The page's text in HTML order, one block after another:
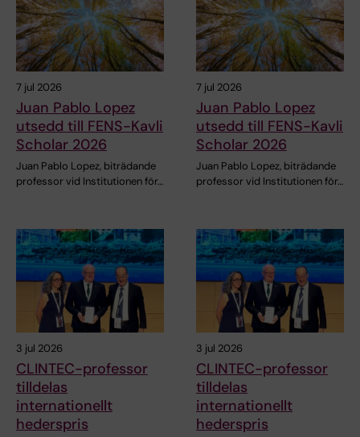
7 jul 2026
Juan Pablo Lopez
utsedd till FENS-Kavli
Scholar 2026
Juan Pablo Lopez, biträdande
professor vid Institutionen för…
7 jul 2026
Juan Pablo Lopez
utsedd till FENS-Kavli
Scholar 2026
Juan Pablo Lopez, biträdande
professor vid Institutionen för…
3 jul 2026
CLINTEC-professor
tilldelas
internationellt
hederspris
3 jul 2026
CLINTEC-professor
tilldelas
internationellt
hederspris